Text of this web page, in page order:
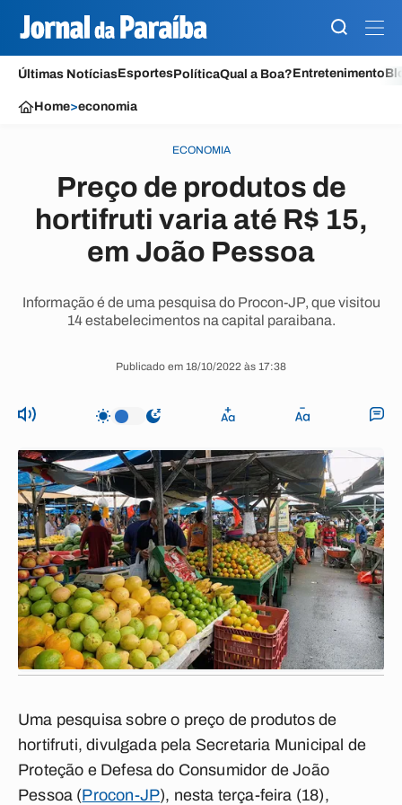
Últimas NotíciasEsportesPolíticaQual a Boa?Entretenimento
Home>economia
ECONOMIA
Preço de produtos de
hortifruti varia até R$ 15,
em João Pessoa
Informação é de uma pesquisa do Procon-JP, que visitou
14 estabelecimentos na capital paraibana.
Publicado em 18/10/2022 às 17:38
Uma pesquisa sobre o preço de produtos de
hortifruti, divulgada pela Secretaria Municipal de
Proteção e Defesa do Consumidor de João
Pessoa (Procon-JP), nesta terça-feira (18),